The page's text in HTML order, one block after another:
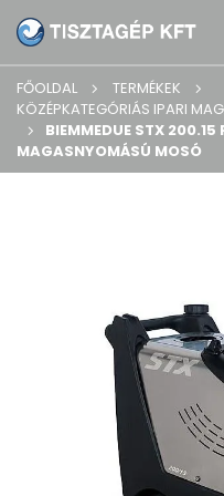
FŐOLDAL
TERMÉKEK
KÖZÉPKATEGÓRIÁS IPARI
BIEMMEDUE STX 200.15
MAGASNYOMÁSÚ MOSÓ